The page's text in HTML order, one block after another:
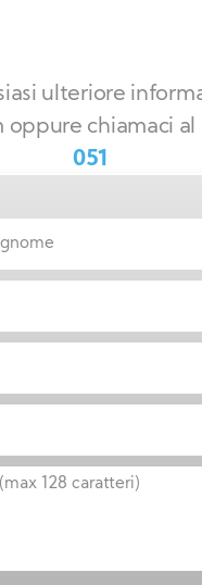
ulteriore
oppure chiamaci al
051